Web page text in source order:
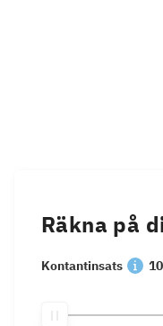
Räkna på
Kontantinsats